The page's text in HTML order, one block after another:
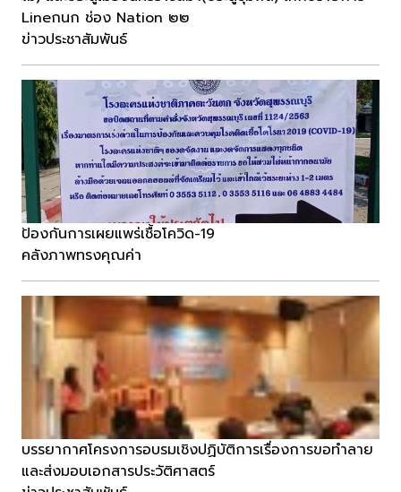
Lineกนก ช่อง Nation ๒๒
ข่าวประชาสัมพันธ์
ป้องกันการเผยแพร่เชื้อโควิด-19
คลังภาพทรงคุณค่า
บรรยากาศโครงการอบรมเชิงปฏิบัติการเรื่องการขอทำลาย
และส่งมอบเอกสารประวัติศาสตร์